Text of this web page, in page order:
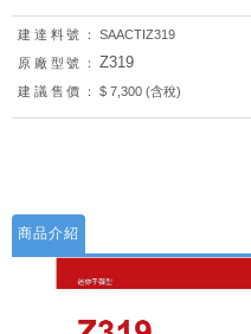
建達料號：
SAACTIZ319
原廠型號：
Z319
建議售價： $ 7,300 (含稅)
商品介紹